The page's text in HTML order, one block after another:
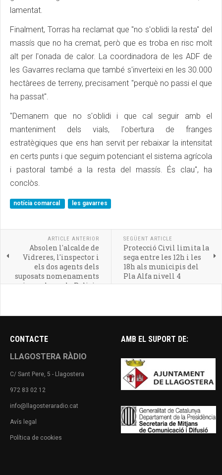
lamentat.
Finalment, Torras ha reclamat que "no s'oblidi la resta" del
massís que no ha cremat, però que es troba en risc molt
alt per l'onada de calor. La coordinadora de les ADF de
les Gavarres reclama que també s'inverteixi en les 30.000
hectàrees de terreny, precisament "perquè no passi el que
ha passat".
"Demanem que no s'oblidi i que cal seguir amb el
manteniment dels vials, l'obertura de franges
estratègiques que ens han servit per rebaixar la intensitat
en certs punts i que seguim potenciant el sistema agrícola
i pastoral també a la resta del massís. És clau", ha
conclòs.
notícia comarcal les gavarres
ARTICLE ANTERIOR
Absolen l'alcalde de
Vidreres, l'inspector i
els dos agents dels
suposats nomenaments
irregulars a la Policia
SEGÜENT ARTICLE
Protecció Civil limita la
sega entre les 12h i les
18h als municipis del
Pla Alfa nivell 4
CONTACTE
LLAGOSTERA RÀDIO
C/ Sant Pere, 5 - Llagostera
972 83 02 12
info@llagosteraradio.cat
Avís legal
Política de cookies
AMB EL SUPORT DE: